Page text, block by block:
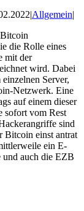
|Allgemein|
die Rolle eines
mit der
wird. Dabei
Server,
Netzwerk. Eine
auf einem dieser
sofort vom Rest
sind
Bitcoin einst antrat
ein E-
und auch die EZB